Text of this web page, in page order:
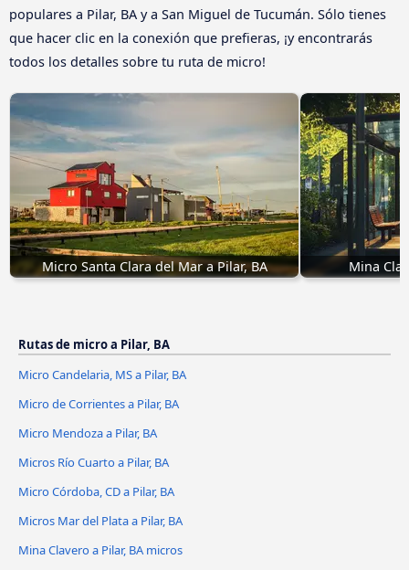
populares a Pilar, BA y a San Miguel de Tucumán. Sólo tienes
que hacer clic en la conexión que prefieras, ¡y encontrarás
todos los detalles sobre tu ruta de micro!
Micro Santa Clara del Mar a Pilar, BA Mina
Rutas de micro a Pilar, BA
Micro Candelaria, MS a Pilar, BA
Micro de Corrientes a Pilar, BA
Micro Mendoza a Pilar, BA
Micros Río Cuarto a Pilar, BA
Micro Córdoba, CD a Pilar, BA
Micros Mar del Plata a Pilar, BA
Mina Clavero a Pilar, BA micros